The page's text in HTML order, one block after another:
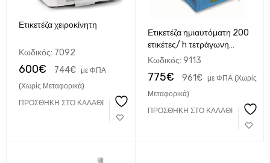
Ετικετέζα χειροκίνητη
Κωδικός: 7092
600€ 744€ με ΦΠΑ
(Χωρίς Μεταφορικά)
ΠΡΟΣΘΉΚΗ ΣΤΟ ΚΑΛΆΘΙ
Ετικετέζα ημιαυτόματη 200
ετικέτες/ h τετράγωνη
φιάλη
Κωδικός: 9113
775€ 961€
με ΦΠΑ (Χωρίς
Μεταφορικά)
ΠΡΟΣΘΉΚΗ ΣΤΟ ΚΑΛΆΘΙ